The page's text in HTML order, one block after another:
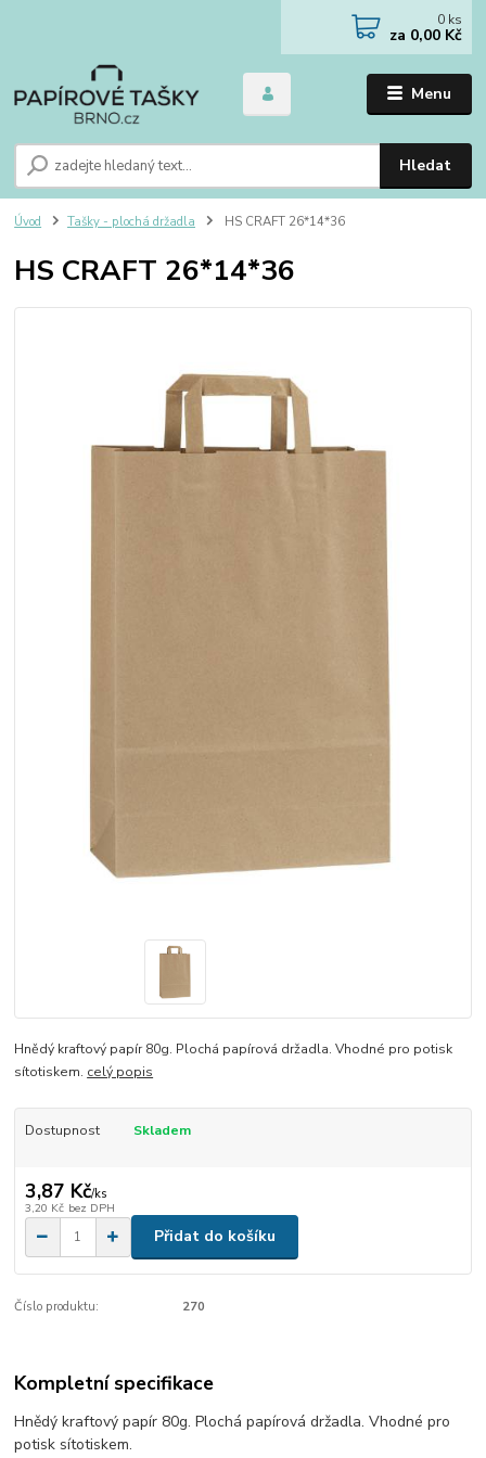
Menu
Hledat
0 ks
za 0,00 Kč
Úvod Tašky - plochá držadla HS CRAFT 26*14*36
HS CRAFT 26*14*36
Hnědý kraftový papír 80g. Plochá papírová držadla. Vhodné pro potisk
sítotiskem. celý popis
Dostupnost Skladem
3,87 Kč/ks
3,20 Kč bez DPH
Přidat do košíku
Číslo produktu: 270
Kompletní specifikace
Hnědý kraftový papír 80g. Plochá papírová držadla. Vhodné pro
potisk sítotiskem.